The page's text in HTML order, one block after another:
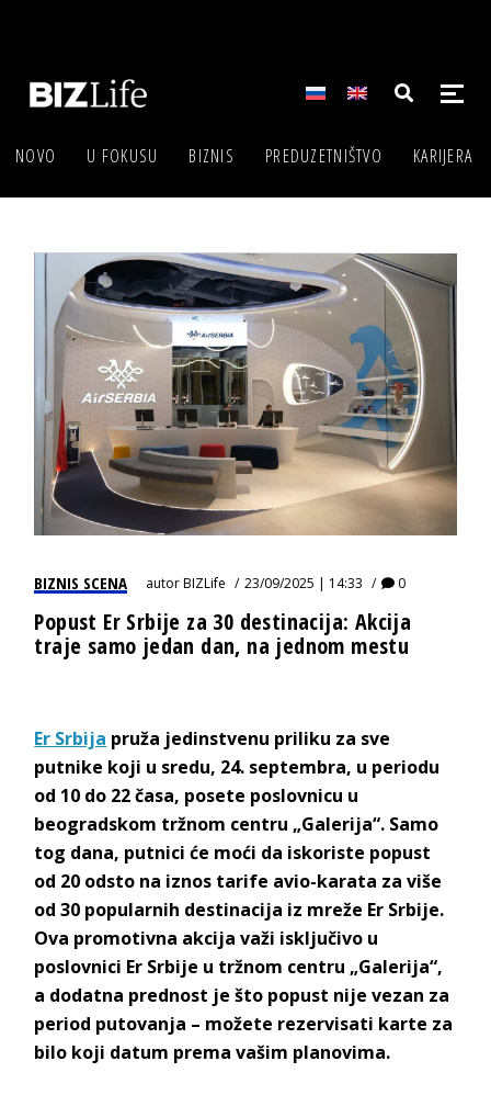
NOVO U FOKUSU BIZNIS PREDUZETNIŠTVO KARIJERA
BIZNIS SCENA autorBIZLife 23/09/2025 | 14:33 0
Popust Er Srbije za 30 destinacija: Akcija
traje samo jedan dan, na jednom mestu
Er Srbija pruža jedinstvenu priliku za sve
putnike koji u sredu, 24. septembra, u periodu
od 10 do 22 časa, posete poslovnicu u
beogradskom tržnom centru „Galerija“. Samo
tog dana, putnici će moći da iskoriste popust
od 20 odsto na iznos tarife avio-karata za više
od 30 popularnih destinacija iz mreže Er Srbije.
Ova promotivna akcija važi isključivo u
poslovnici Er Srbije u tržnom centru „Galerija“,
a dodatna prednost je što popust nije vezan za
period putovanja – možete rezervisati karte za
bilo koji datum prema vašim planovima.